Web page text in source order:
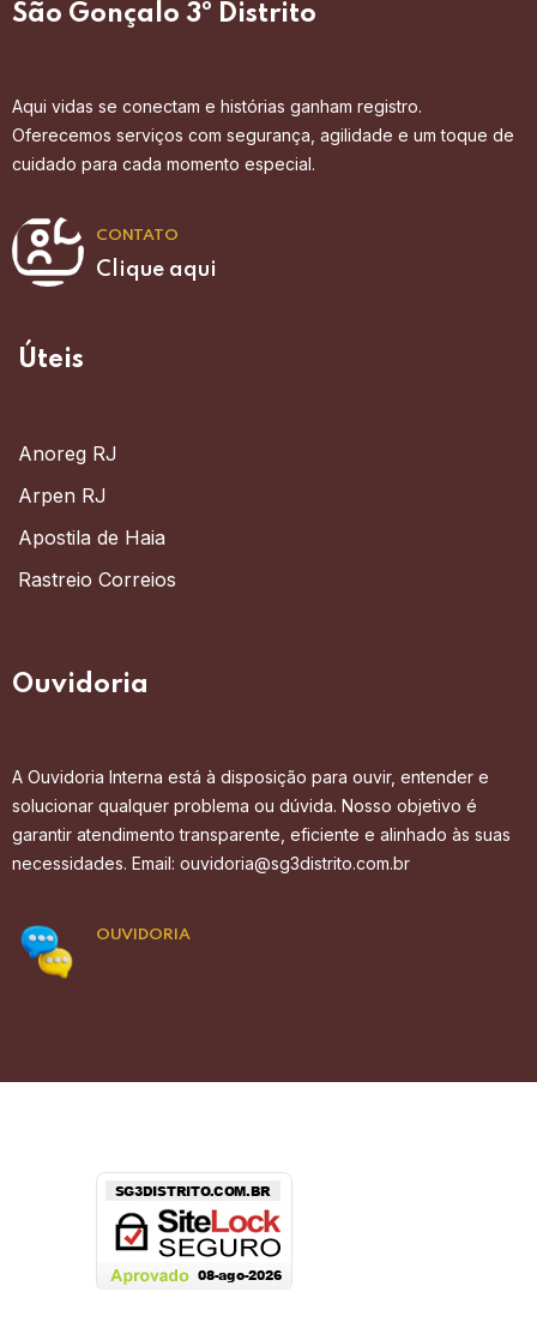
São Gonçalo 3º Distrito
Aqui vidas se conectam e histórias ganham registro.
Oferecemos serviços com segurança, agilidade e um toque de
cuidado para cada momento especial.
CONTATO
Clique aqui
Úteis
Anoreg RJ
Arpen RJ
Apostila de Haia
Rastreio Correios
Ouvidoria
A Ouvidoria Interna está à disposição para ouvir, entender e
solucionar qualquer problema ou dúvida. Nosso objetivo é
garantir atendimento transparente, eficiente e alinhado às suas
necessidades. Email: ouvidoria@sg3distrito.com.br
OUVIDORIA